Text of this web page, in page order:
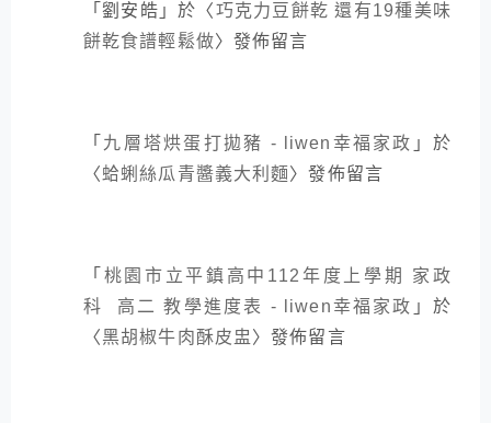
「劉安皓 」於〈巧克力豆餅乾 還有19種美味
餅乾食譜輕鬆做〉發佈留言
「 九層塔烘蛋打拋豬 - liwen幸福家政 」於
〈蛤蜊絲瓜青醬義大利麵〉發佈留言
「 桃園市立平鎮高中112年度上學期 家政
科 高二 教學進度表 - liwen幸福家政 」於
〈黑胡椒牛肉酥皮盅 〉發佈留言